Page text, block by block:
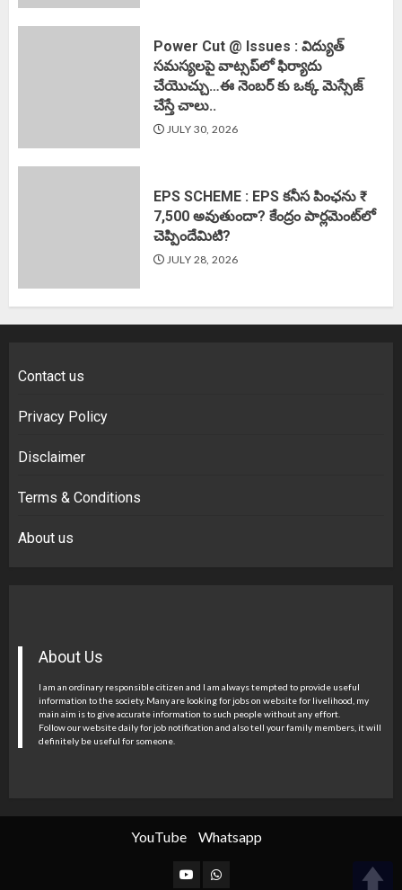
Power Cut @ Issues : విద్యుత్
సమస్యలపై వాట్సప్‌లో ఫిర్యాదు
చేయొచ్చు…ఈ నెంబర్ కు ఒక్క మెస్సేజ్
చేస్తే చాలు..
JULY 30, 2026
EPS SCHEME : EPS కనీస పింఛను ₹
7,500 అవుతుందా? కేంద్రం పార్లమెంట్‌లో
చెప్పిందేమిటి?
JULY 28, 2026
Contact us
Privacy Policy
Disclaimer
Terms & Conditions
About us
About Us
I am an ordinary responsible citizen and I am always tempted to provide useful
information to the society. Many are looking for jobs on website for livelihood, my
main aim is to give accurate information to such people without any effort.
Follow our website daily for job notification and also tell your family members, it will
definitely be useful for someone.
YouTube Whatsapp
YouTubeWhatsapp